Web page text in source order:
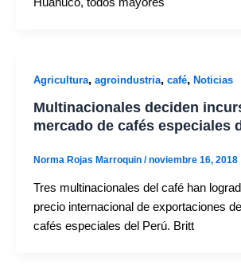
Agricultura, agroindustria, café, Noticias
Multinacionales deciden
mercado de cafés especiales
Norma Rojas Marroquin /noviembre 16, 2018
Tres multinacionales del café han
precio internacional de exportaciones
cafés especiales del Perú. Britt